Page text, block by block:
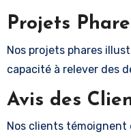
Projets
Nos projets phares
capacité à relever des
Avis des
Nos clients